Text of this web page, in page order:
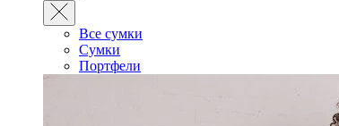
Все сумки
Сумки
Портфели